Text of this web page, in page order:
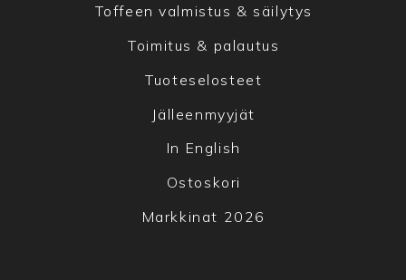
Toffeen valmistus & säilytys
Toimitus & palautus
Tuoteselosteet
Jälleenmyyjät
In English
Ostoskori
Markkinat 2026